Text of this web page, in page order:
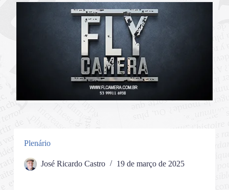
Plenário
José Ricardo Castro 19 de março de 2025